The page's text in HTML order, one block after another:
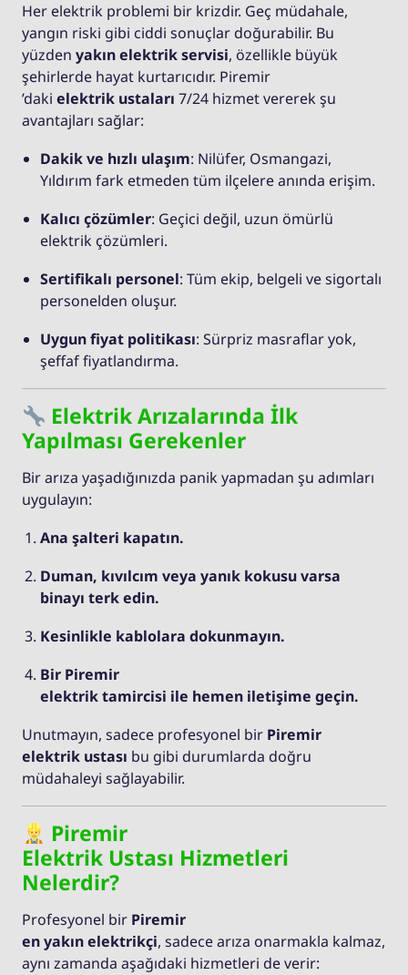
Her elektrik problemi bir krizdir. Geç müdahale,
yangın riski gibi ciddi sonuçlar doğurabilir. Bu
yüzden yakın elektrik servisi, özellikle büyük
şehirlerde hayat kurtarıcıdır. Piremir
’daki elektrik ustaları 7/24 hizmet vererek şu
avantajları sağlar:
Dakik ve hızlı ulaşım: Nilüfer, Osmangazi,
Yıldırım fark etmeden tüm ilçelere anında erişim.
Kalıcı çözümler: Geçici değil, uzun ömürlü
elektrik çözümleri.
Sertifikalı personel: Tüm ekip, belgeli ve sigortalı
personelden oluşur.
Uygun fiyat politikası: Sürpriz masraflar yok,
şeffaf fiyatlandırma.
Elektrik Arızalarında İlk
Yapılması Gerekenler
Bir arıza yaşadığınızda panik yapmadan şu adımları
uygulayın:
Ana şalteri kapatın.
Duman, kıvılcım veya yanık kokusu varsa
binayı terk edin.
Kesinlikle kablolara dokunmayın.
Bir Piremir
elektrik tamircisi ile hemen iletişime geçin.
Unutmayın, sadece profesyonel bir Piremir
elektrik ustası bu gibi durumlarda doğru
müdahaleyi sağlayabilir.
Piremir
Elektrik Ustası Hizmetleri
Nelerdir?
Profesyonel bir Piremir
en yakın elektrikçi, sadece arıza onarmakla kalmaz,
aynı zamanda aşağıdaki hizmetleri de verir: